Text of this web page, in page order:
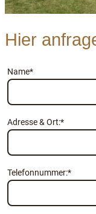
Hier
Name*
Adresse & Ort:*
Telefonnummer:*